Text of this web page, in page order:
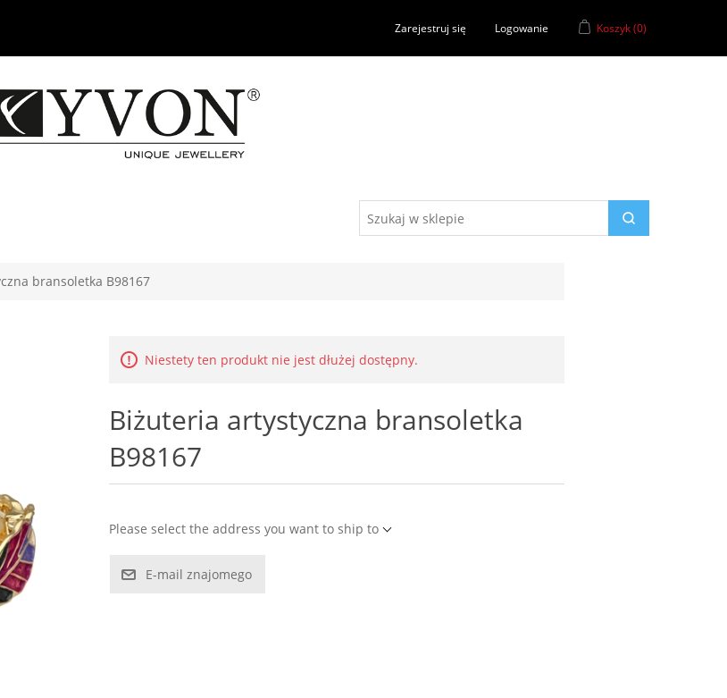
Zarejestruj się Logowanie Koszyk(0)
bransoletka B98167
Niestety ten produkt nie jest dłużej dostępny.
Biżuteria artystyczna bransoletka
B98167
Please select the address you want to ship to
E-mail znajomego